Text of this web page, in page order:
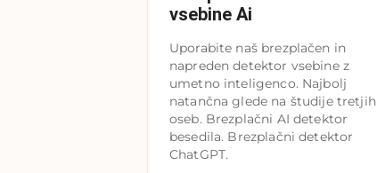
vsebine Ai
Uporabite naš brezplačen in
napreden detektor vsebine z
umetno inteligenco. Najbolj
natančna glede na študije tretjih
oseb. Brezplačni AI detektor
besedila. Brezplačni detektor
ChatGPT.